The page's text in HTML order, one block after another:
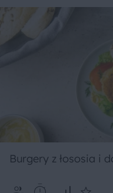
Burgery z łososia i